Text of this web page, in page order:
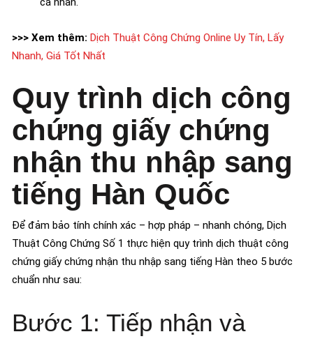
>>> Xem thêm: Dịch Thuật Công Chứng Online Uy Tín, Lấy
Nhanh, Giá Tốt Nhất
Quy trình dịch công
chứng giấy chứng
nhận thu nhập sang
tiếng Hàn Quốc
Để đảm bảo tính chính xác – hợp pháp – nhanh chóng, Dịch
Thuật Công Chứng Số 1 thực hiện quy trình dịch thuật công
chứng giấy chứng nhận thu nhập sang tiếng Hàn theo 5 bước
chuẩn như sau:
Bước 1: Tiếp nhận và